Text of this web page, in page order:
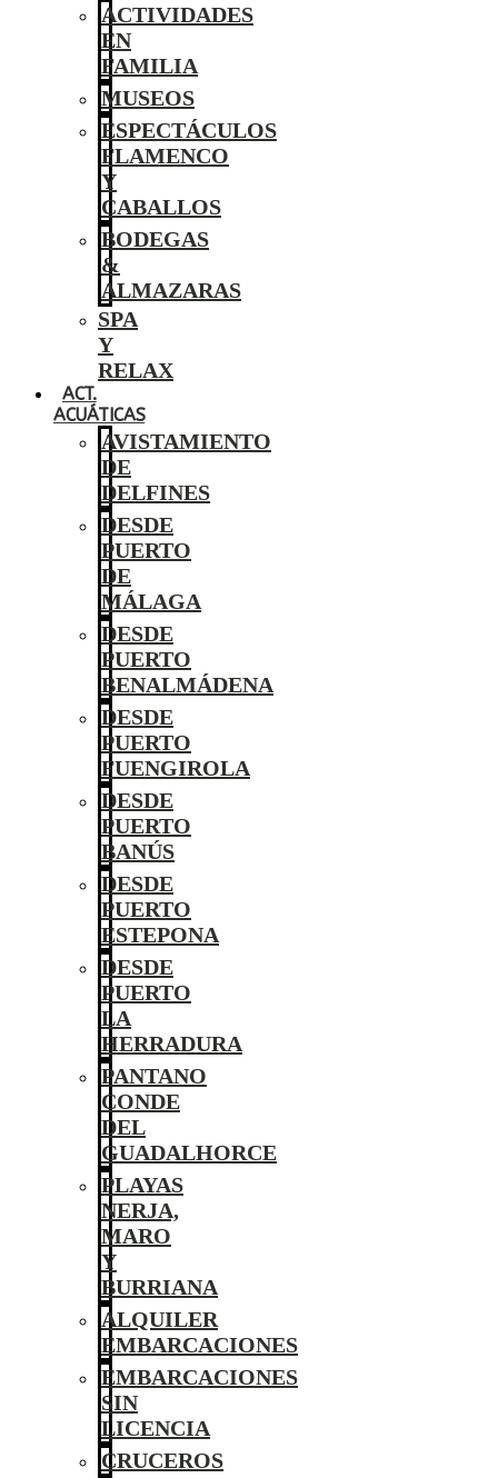
ACTIVIDADES
EN
FAMILIA
MUSEOS
ESPECTÁCULOS
FLAMENCO
Y
CABALLOS
BODEGAS
&
ALMAZARAS
SPA
Y
RELAX
ACT.
ACUÁTICAS
AVISTAMIENTO
DE
DELFINES
DESDE
PUERTO
DE
MÁLAGA
DESDE
PUERTO
BENALMÁDENA
DESDE
PUERTO
FUENGIROLA
DESDE
PUERTO
BANÚS
DESDE
PUERTO
ESTEPONA
DESDE
PUERTO
LA
HERRADURA
PANTANO
CONDE
DEL
GUADALHORCE
PLAYAS
NERJA,
MARO
Y
BURRIANA
ALQUILER
EMBARCACIONES
EMBARCACIONES
SIN
LICENCIA
CRUCEROS